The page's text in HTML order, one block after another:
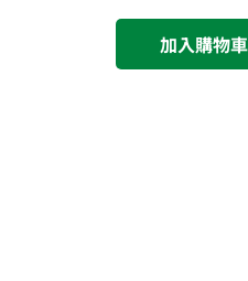
加入購物車